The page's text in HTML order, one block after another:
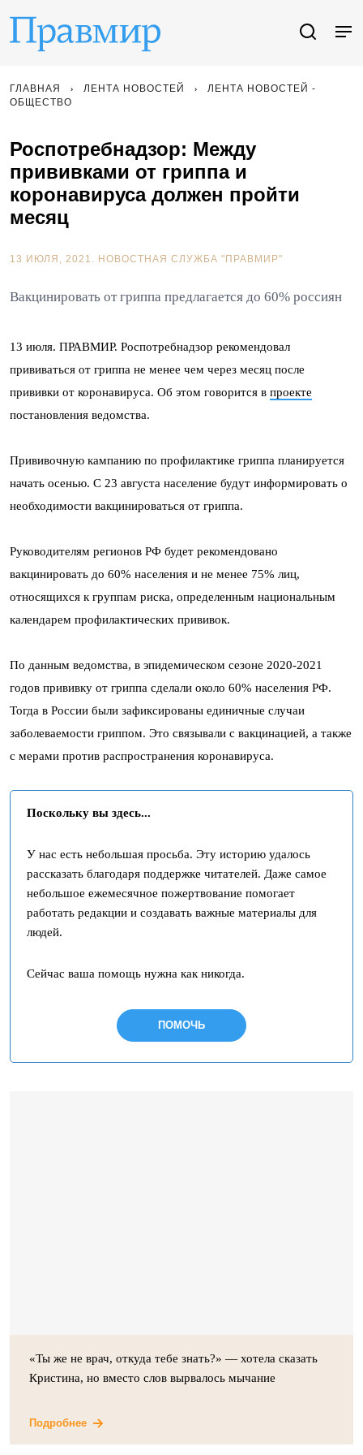
ГЛАВНАЯ ЛЕНТА НОВОСТЕЙ
ЛЕНТА НОВОСТЕЙ -
ОБЩЕСТВО
Роспотребнадзор: Между
прививками от гриппа и
коронавируса должен пройти
месяц
13 ИЮЛЯ, 2021. НОВОСТНАЯ СЛУЖБА "ПРАВМИР"
Вакцинировать от гриппа предлагается до 60% россиян
13 июля. ПРАВМИР. Роспотребнадзор рекомендовал
прививаться от гриппа не менее чем через месяц после
прививки от коронавируса. Об этом говорится в проекте
постановления ведомства.
Прививочную кампанию по профилактике гриппа планируется
начать осенью. С 23 августа население будут информировать о
необходимости вакцинироваться от гриппа.
Руководителям регионов РФ будет рекомендовано
вакцинировать до 60% населения и не менее 75% лиц,
относящихся к группам риска, определенным национальным
календарем профилактических прививок.
По данным ведомства, в эпидемическом сезоне 2020-2021
годов прививку от гриппа сделали около 60% населения РФ.
Тогда в России были зафиксированы единичные случаи
заболеваемости гриппом. Это связывали с вакцинацией, а также
с мерами против распространения коронавируса.
Поскольку вы здесь...
У нас есть небольшая просьба. Эту историю удалось
рассказать благодаря поддержке читателей. Даже самое
небольшое ежемесячное пожертвование помогает
работать редакции и создавать важные материалы для
людей.
Сейчас ваша помощь нужна как никогда.
ПОМОЧЬ
«Ты же не врач, откуда тебе знать?» — хотела сказать
Кристина, но вместо слов вырвалось мычание
Подробнее